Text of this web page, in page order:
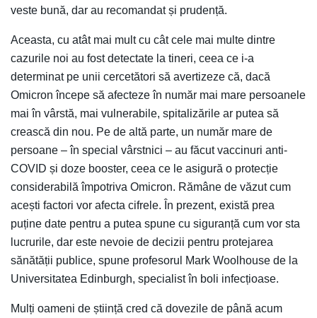
veste bună, dar au recomandat și prudență.
Aceasta, cu atât mai mult cu cât cele mai multe dintre
cazurile noi au fost detectate la tineri, ceea ce i-a
determinat pe unii cercetători să avertizeze că, dacă
Omicron începe să afecteze în număr mai mare persoanele
mai în vârstă, mai vulnerabile, spitalizările ar putea să
crească din nou. Pe de altă parte, un număr mare de
persoane – în special vârstnici – au făcut vaccinuri anti-
COVID și doze booster, ceea ce le asigură o protecție
considerabilă împotriva Omicron. Rămâne de văzut cum
acești factori vor afecta cifrele. În prezent, există prea
puține date pentru a putea spune cu siguranță cum vor sta
lucrurile, dar este nevoie de decizii pentru protejarea
sănătății publice, spune profesorul Mark Woolhouse de la
Universitatea Edinburgh, specialist în boli infecțioase.
Mulți oameni de știință cred că dovezile de până acum